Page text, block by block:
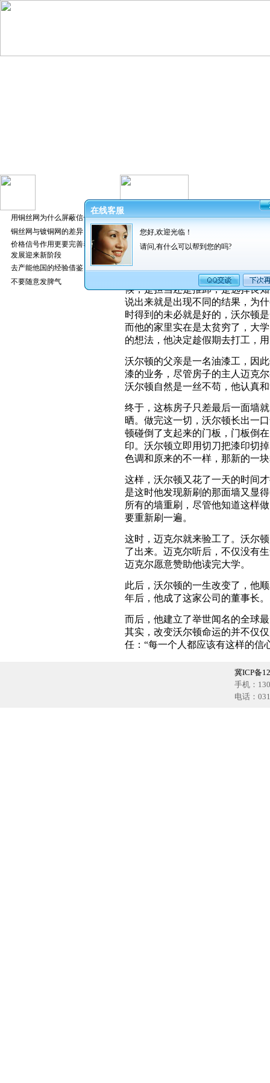
用铜丝网为什么屏蔽信号好
铜丝网与镀铜网的差异
价格信号作用更要完善养猪业
发展迎来新阶段
去产能他国的经验借鉴
不要随意发脾气
人生无处不商场，我们总是被一
候，是担当还是推卸，是选择良
说出来就是出现不同的结果，为
时得到的未必就是好的，沃尔顿
而他的家里实在是太贫穷了，大
的想法，他决定趁假期去打工，
沃尔顿的父亲是一名油漆工，因
漆的业务，尽管房子的主人迈克
沃尔顿自然是一丝不苟，他认真
终于，这栋房子只差最后一面墙
晒。做完这一切，沃尔顿长出一
顿碰倒了支起来的门板，门板倒
印。沃尔顿立即用切刀把漆印切
色调和原来的不一样，那新的一
这样，沃尔顿又花了一天的时间
是这时他发现新刷的那面墙又显
所有的墙重刷，尽管他知道这样
要重新刷一遍。
这时，迈克尔就来验工了。沃尔
了出来。迈克尔听后，不仅没有
迈克尔愿意赞助他读完大学。
此后，沃尔顿的一生改变了，他
年后，他成了这家公司的董事长。
而后，他建立了举世闻名的全球
其实，改变沃尔顿命运的并不仅
任：“每一个人都应该有这样的信
冀ICP备
手机：
电话：
在线客服
您好,欢迎光临！
请问,有什么可以帮到您的吗?